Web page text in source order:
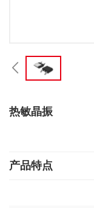
热敏晶振
产品特点